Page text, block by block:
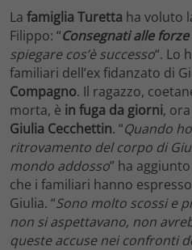
La famiglia Turetta ha voluto
Filippo: “Consegnati alle
spiegare cos’è successo“. Lo
familiari dell’ex fidanzato di
Compagno. Il ragazzo,
morta, è in fuga da giorni, ora
Giulia Cecchettin. “Quando
ritrovamento del corpo di
mondo addosso” ha
che i familiari hanno
Giulia. “Sono molto scossi e
non si aspettavano, non
queste accuse nei confronti